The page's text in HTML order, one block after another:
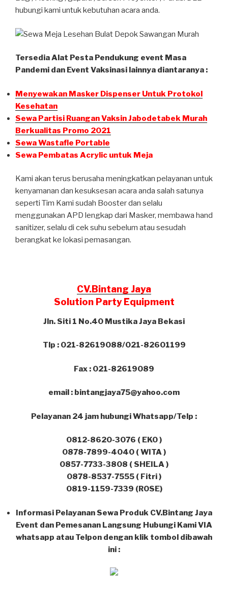
hubungi kami untuk kebutuhan acara anda.
Tersedia Alat Pesta Pendukung event Masa
Pandemi dan Event Vaksinasi lainnya diantaranya :
Menyewakan Masker Dispenser Untuk Protokol
Kesehatan
Sewa Partisi Ruangan Vaksin Jabodetabek Murah
Berkualitas Promo 2021
Sewa Wastafle Portable
Sewa Pembatas Acrylic untuk Meja
Kami akan terus berusaha meningkatkan pelayanan untuk
kenyamanan dan kesuksesan acara anda salah satunya
seperti Tim Kami sudah Booster dan selalu
menggunakan APD lengkap dari Masker, membawa hand
sanitizer, selalu di cek suhu sebelum atau sesudah
berangkat ke lokasi pemasangan.
CV.Bintang Jaya
Solution Party Equipment
Jln. Siti 1 No.40 Mustika Jaya Bekasi
Tlp : 021-82619088/021-82601199
Fax : 021-82619089
email : bintangjaya75@yahoo.com
Pelayanan 24 jam hubungi Whatsapp/Telp :
0812-8620-3076 ( EKO )
0878-7899-4040 ( WITA )
0857-7733-3808 ( SHEILA )
0878-8537-7555 ( Fitri )
0819-1159-7339 (ROSE)
Informasi Pelayanan Sewa Produk CV.Bintang Jaya
Event dan Pemesanan Langsung Hubungi Kami VIA
whatsapp atau Telpon dengan klik tombol dibawah
ini :